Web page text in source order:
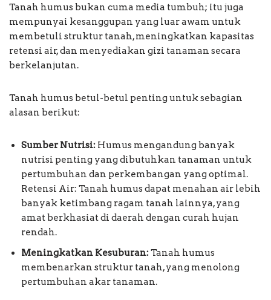
Tanah humus bukan cuma media tumbuh; itu juga
mempunyai kesanggupan yang luar awam untuk
membetuli struktur tanah, meningkatkan kapasitas
retensi air, dan menyediakan gizi tanaman secara
berkelanjutan.
Tanah humus betul-betul penting untuk sebagian
alasan berikut:
Sumber Nutrisi: Humus mengandung banyak
nutrisi penting yang dibutuhkan tanaman untuk
pertumbuhan dan perkembangan yang optimal.
Retensi Air: Tanah humus dapat menahan air lebih
banyak ketimbang ragam tanah lainnya, yang
amat berkhasiat di daerah dengan curah hujan
rendah.
Meningkatkan Kesuburan:Tanah humus
membenarkan struktur tanah, yang menolong
pertumbuhan akar tanaman.